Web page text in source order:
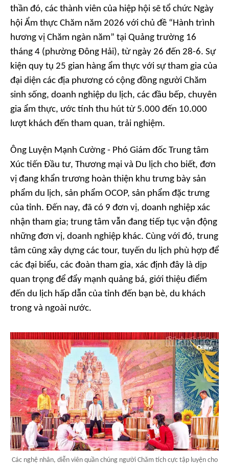
thần đó, các thành viên của hiệp hội sẽ tổ chức Ngày
hội Ẩm thực Chăm năm 2026 với chủ đề “Hành trình
hương vị Chăm ngàn năm” tại Quảng trường 16
tháng 4 (phường Đông Hải), từ ngày 26 đến 28-6. Sự
kiện quy tụ 25 gian hàng ẩm thực với sự tham gia của
đại diện các địa phương có cộng đồng người Chăm
sinh sống, doanh nghiệp du lịch, các đầu bếp, chuyên
gia ẩm thực, ước tính thu hút từ 5.000 đến 10.000
lượt khách đến tham quan, trải nghiệm.
Ông Luyện Mạnh Cường - Phó Giám đốc Trung tâm
Xúc tiến Đầu tư, Thương mại và Du lịch cho biết, đơn
vị đang khẩn trương hoàn thiện khu trưng bày sản
phẩm du lịch, sản phẩm OCOP, sản phẩm đặc trưng
của tỉnh. Đến nay, đã có 9 đơn vị, doanh nghiệp xác
nhận tham gia; trung tâm vẫn đang tiếp tục vận động
những đơn vị, doanh nghiệp khác. Cùng với đó, trung
tâm cũng xây dựng các tour, tuyến du lịch phù hợp để
các đại biểu, các đoàn tham gia, xác định đây là dịp
quan trọng để đẩy mạnh quảng bá, giới thiệu điểm
đến du lịch hấp dẫn của tỉnh đến bạn bè, du khách
trong và ngoài nước.
Các nghệ nhân, diễn viên quần chúng người Chăm tích cực tập luyện cho